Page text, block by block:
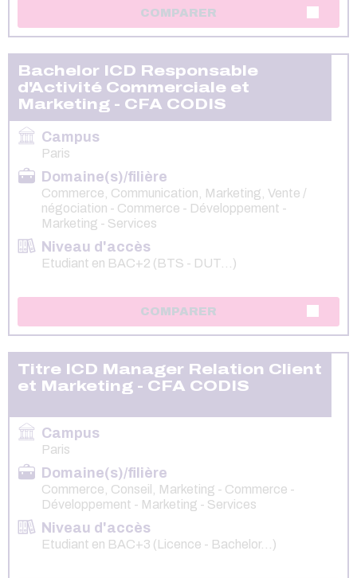
COMPARER
Bachelor ICD Responsable
d'Activité Commerciale et
Marketing - CFA CODIS
Campus
Paris
Domaine(s)/filière
Commerce, Communication, Marketing, Vente /
négociation - Commerce - Développement -
Marketing - Services
Niveau d'accès
Etudiant en BAC+2 (BTS - DUT...)
COMPARER
Titre ICD Manager Relation Client
et Marketing - CFA CODIS
Campus
Paris
Domaine(s)/filière
Commerce, Conseil, Marketing - Commerce -
Développement - Marketing - Services
Niveau d'accès
Etudiant en BAC+3 (Licence - Bachelor...)